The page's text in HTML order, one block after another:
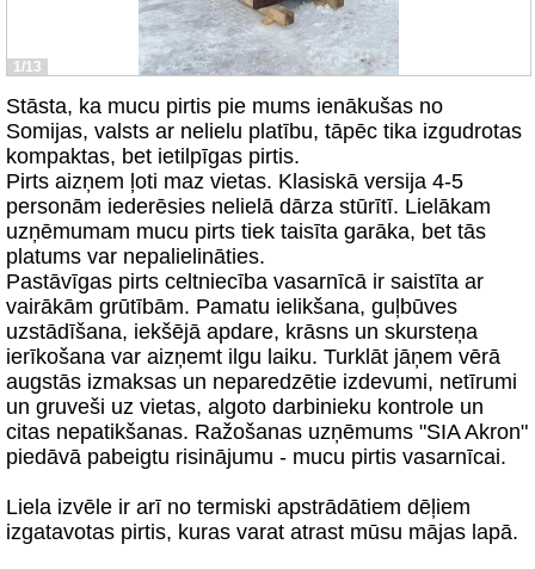
1/13
Stāsta, ka mucu pirtis pie mums ienākušas no
Somijas, valsts ar nelielu platību, tāpēc tika izgudrotas
kompaktas, bet ietilpīgas pirtis.
Pirts aizņem ļoti maz vietas. Klasiskā versija 4-5
personām iederēsies nelielā dārza stūrītī. Lielākam
uzņēmumam mucu pirts tiek taisīta garāka, bet tās
platums var nepalielināties.
Pastāvīgas pirts celtniecība vasarnīcā ir saistīta ar
vairākām grūtībām. Pamatu ielikšana, guļbūves
uzstādīšana, iekšējā apdare, krāsns un skursteņa
ierīkošana var aizņemt ilgu laiku. Turklāt jāņem vērā
augstās izmaksas un neparedzētie izdevumi, netīrumi
un gruveši uz vietas, algoto darbinieku kontrole un
citas nepatikšanas. Ražošanas uzņēmums "SIA Akron"
piedāvā pabeigtu risinājumu - mucu pirtis vasarnīcai.
Liela izvēle ir arī no termiski apstrādātiem dēļiem
izgatavotas pirtis, kuras varat atrast mūsu mājas lapā.